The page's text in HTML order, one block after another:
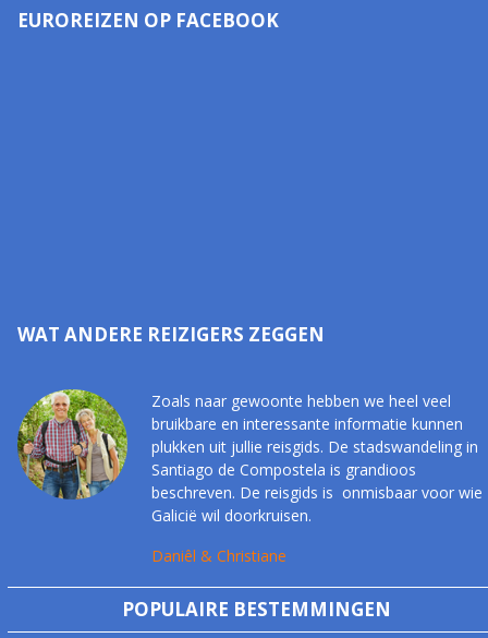
EUROREIZEN OP FACEBOOK
WAT ANDERE REIZIGERS ZEGGEN
Zoals naar gewoonte hebben we heel veel
bruikbare en interessante informatie kunnen
plukken uit jullie reisgids. De stadswandeling in
Santiago de Compostela is grandioos
beschreven. De reisgids is onmisbaar voor wie
Galicië wil doorkruisen.
Daniêl & Christiane
POPULAIRE BESTEMMINGEN